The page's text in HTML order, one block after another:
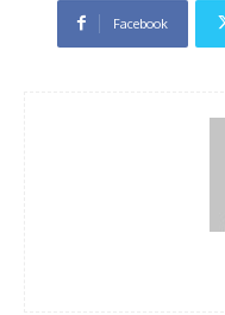
Facebook